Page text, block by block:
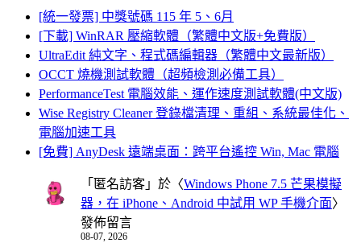
[統一發票] 中獎號碼 115 年 5、6月
[下載] WinRAR 壓縮軟體（繁體中文版+免費版）
UltraEdit 純文字、程式碼編輯器（繁體中文最新版）
OCCT 燒機測試軟體（超頻檢測必備工具）
PerformanceTest 電腦效能、運作速度測試軟體(中文版)
Wise Registry Cleaner 登錄檔清理、重組、系統最佳化、
電腦加速工具
[免費] AnyDesk 遠端桌面：跨平台遙控 Win, Mac 電腦
「 匿名訪客 」於〈Windows Phone 7.5 芒果模擬
器，在 iPhone、Android 中試用 WP 手機介面〉
發佈留言
08-07, 2026